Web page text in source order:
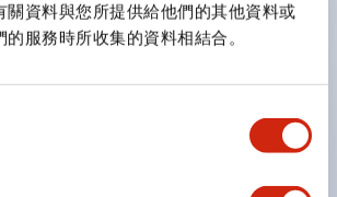
關資料與您所提供給他們的其他資料或
服務時所收集的資料相結合。
路
點模組段數的組合，可實現各種接點構
態的指示燈，並提供手柄操作型、鑰匙